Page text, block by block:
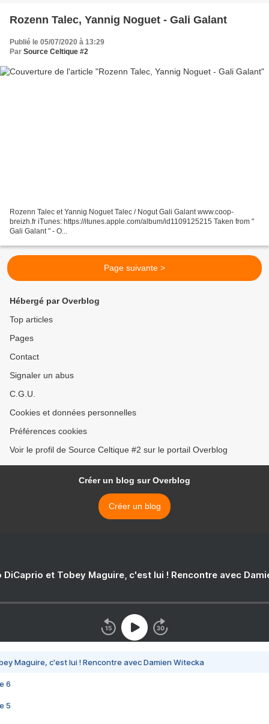
Rozenn Talec, Yannig Noguet - Gali Galant
Publié le 05/07/2020 à 13:29
Par Source Celtique #2
Rozenn Talec et Yannig Noguet Talec / Nogut Gali Galant www.coop-
breizh.fr iTunes: https://itunes.apple.com/album/id1109125215 Taken from "
Gali Galant " - O...
Page suivante >
Hébergé par Overblog
Top articles
Pages
Contact
Signaler un abus
C.G.U.
Cookies et données personnelles
Préférences cookies
Voir le profil de Source Celtique #2 sur le portail Overblog
Créer un blog sur Overblog
Créer un blog
DiCaprio et Tobey Maguire, c'est lui ! Rencontre avec
Maguire, c'est lui ! Rencontre avec Damien Witecka
6
5